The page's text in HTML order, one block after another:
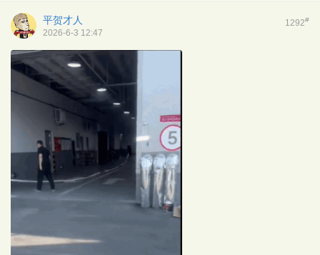
1292#
平贺才人
2026-6-3 12:47